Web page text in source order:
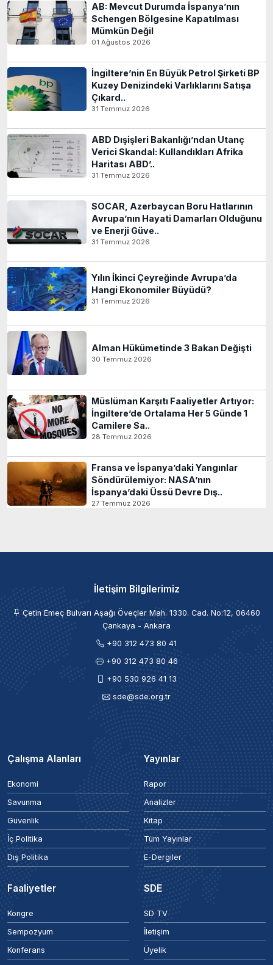
AB: Mevcut Durumda İspanya’nın
Schengen Bölgesine Kapatılması
Mümkün Değil
01 Ağustos 2026
İngiltere’nin En Büyük Petrol Şirketi BP
Kuzey Denizindeki Varlıklarını Satışa
Çıkard..
31 Temmuz 2026
ABD Dışişleri Bakanlığı’ndan Utanç
Verici Skandal: Kullandıkları Afrika
Haritası ABD’..
31 Temmuz 2026
SOCAR, Azerbaycan Boru Hatlarının
Avrupa’nın Hayati Damarları Olduğunu
ve Enerji Güve..
31 Temmuz 2026
Yılın İkinci Çeyreğinde Avrupa’da
Hangi Ekonomiler Büyüdü?
31 Temmuz 2026
Alman Hükümetinde 3 Bakan Değişti
30 Temmuz 2026
Müslüman Karşıtı Faaliyetler Artıyor:
İngiltere’de Ortalama Her 5 Günde 1
Camilere Sa..
28 Temmuz 2026
Fransa ve İspanya’daki Yangınlar
Söndürülemiyor: NASA’nın
İspanya’daki Üssü Devre Dış..
27 Temmuz 2026
İletişim Bilgilerimiz
Çetin Emeç Bulvarı Aşağı Öveçler Mah. 1330. Cad. No:12, 06460
Çankaya - Ankara
+90 312 473 80 41
+90 312 473 80 46
+90 530 926 41 13
sde@sde.org.tr
Çalışma Alanları
Ekonomi
Savunma
Güvenlik
İç Politika
Dış Politika
Yayınlar
Rapor
Analizler
Kitap
Tüm Yayınlar
E-Dergiler
Faaliyetler
Kongre
Sempozyum
Konferans
SDE
SD TV
İletişim
Üyelik